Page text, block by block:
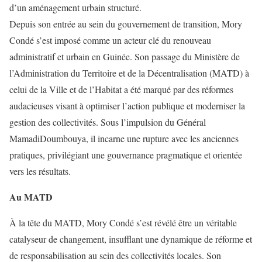
d’un aménagement urbain structuré.
Depuis son entrée au sein du gouvernement de transition, Mory
Condé s’est imposé comme un acteur clé du renouveau
administratif et urbain en Guinée. Son passage du Ministère de
l’Administration du Territoire et de la Décentralisation (MATD) à
celui de la Ville et de l’Habitat a été marqué par des réformes
audacieuses visant à optimiser l’action publique et moderniser la
gestion des collectivités. Sous l’impulsion du Général
MamadiDoumbouya, il incarne une rupture avec les anciennes
pratiques, privilégiant une gouvernance pragmatique et orientée
vers les résultats.
Au MATD
À la tête du MATD, Mory Condé s’est révélé être un véritable
catalyseur de changement, insufflant une dynamique de réforme et
de responsabilisation au sein des collectivités locales. Son